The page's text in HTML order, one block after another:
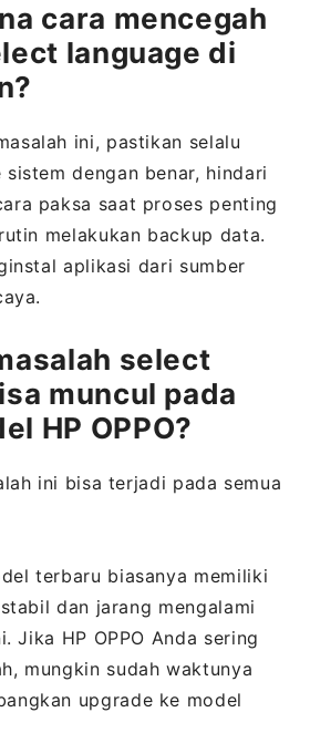
cara mencegah
language di
ini, pastikan selalu
dengan benar, hindari
paksa saat proses penting
melakukan backup data.
aplikasi dari sumber
select
muncul pada
HP OPPO?
ini bisa terjadi pada semua
terbaru biasanya memiliki
dan jarang mengalami
Jika HP OPPO Anda sering
mungkin sudah waktunya
upgrade ke model